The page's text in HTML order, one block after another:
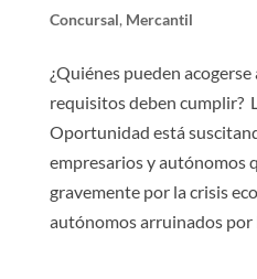
Concursal, Mercantil
¿Quiénes pueden acogerse
requisitos deben cumplir?
Oportunidad está
empresarios y autónomos
gravemente por la crisis
autónomos arruinados por